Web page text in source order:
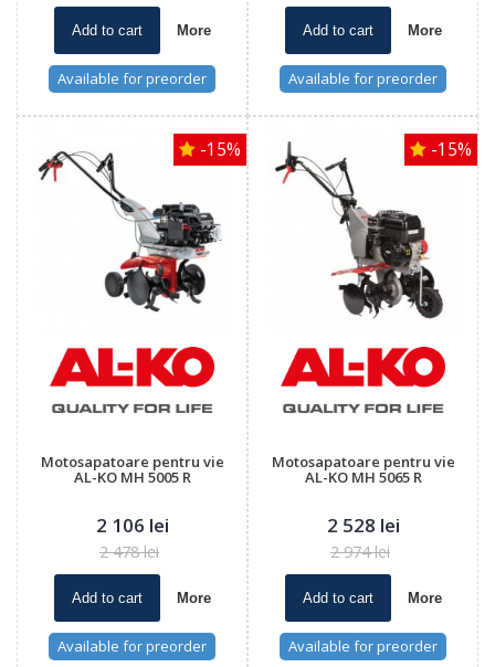
Add to cart More
Available for preorder
Add to cart More
Available for preorder
-15%
Motosapatoare pentru vie
AL-KO MH 5005 R
2 106 lei
2 478 lei
Add to cart More
Available for preorder
-15%
Motosapatoare pentru vie
AL-KO MH 5065 R
2 528 lei
2 974 lei
Add to cart More
Available for preorder